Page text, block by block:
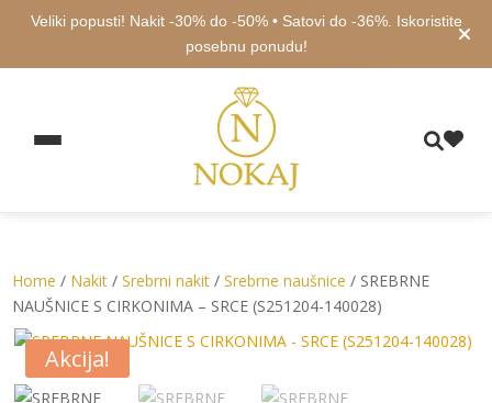
Veliki popusti! Nakit -30% do -50% • Satovi do -36%. Iskoristite
posebnu ponudu!
Home / Nakit /Srebrni nakit /Srebrne naušnice / SREBRNE
NAUŠNICE S CIRKONIMA – SRCE (S251204-140028)
Akcija!